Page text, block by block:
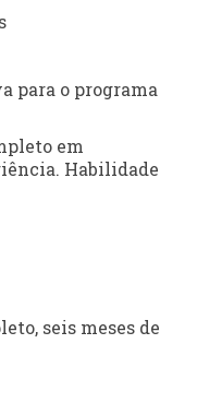
para o programa
em
Habilidade
seis meses de